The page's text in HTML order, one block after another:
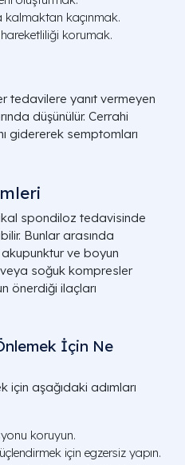
kalmaktan kaçınmak.
korumak.
tedavilere yanıt vermeyen
düşünülür. Cerrahi
gidererek semptomları
spondiloz tedavisinde
Bunlar arasında
ve boyun
soğuk kompresler
önerdiği ilaçları
İçin Ne
aşağıdaki adımları
koruyun.
için egzersiz yapın.